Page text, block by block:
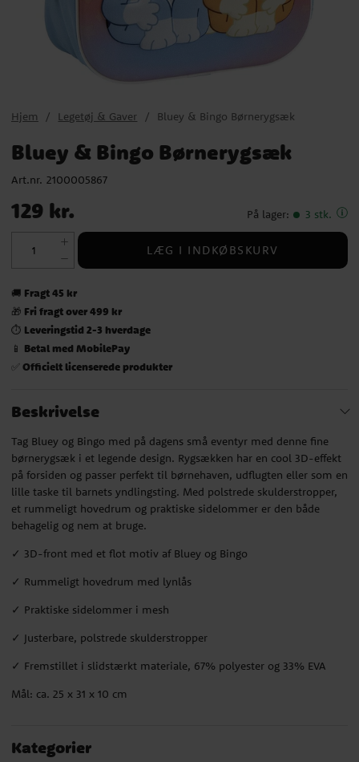
Hjem Legetøj & Gaver Bluey & Bingo Børnerygsæk
Bluey & Bingo Børnerygsæk
Art.nr. 2100005867
Pris:129 kr.
129 kr. På lager: 3 stk.
LÆG I INDKØBSKURV
🚚 Fragt 45 kr
🎁 Fri fragt over 499 kr
⏱️ Leveringstid 2-3 hverdage
📱 Betal med MobilePay
✅ Officielt licenserede produkter
Beskrivelse
Tag Bluey og Bingo med på dagens små eventyr med denne fine
børnerygsæk i et legende design. Rygsækken har en cool 3D-effekt
på forsiden og passer perfekt til børnehaven, udflugten eller som en
lille taske til barnets yndlingsting. Med polstrede skulderstropper,
et rummeligt hovedrum og praktiske sidelommer er den både
behagelig og nem at bruge.
✓ 3D-front med et flot motiv af Bluey og Bingo
✓ Rummeligt hovedrum med lynlås
✓ Praktiske sidelommer i mesh
✓ Justerbare, polstrede skulderstropper
✓ Fremstillet i slidstærkt materiale, 67% polyester og 33% EVA
Mål: ca. 25 x 31 x 10 cm
Kategorier